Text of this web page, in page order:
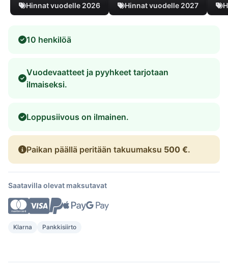
Hinnat vuodelle 2026 Hinnat vuodelle 2027
10 henkilöä
Vuodevaatteet ja pyyhkeet tarjotaan
ilmaiseksi.
Loppusiivous on ilmainen.
Paikan päällä peritään takuumaksu 500 €.
Saatavilla olevat maksutavat
Klarna Pankkisiirto